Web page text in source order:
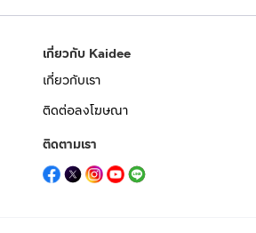
เกี่ยวกับ Kaidee
เกี่ยวกับเรา
ติดต่อลงโฆษณา
ติดตามเรา